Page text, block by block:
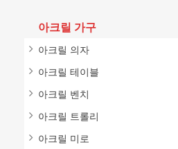
아크릴 가구
아크릴 의자
아크릴 테이블
아크릴 벤치
아크릴 트롤리
아크릴 미로